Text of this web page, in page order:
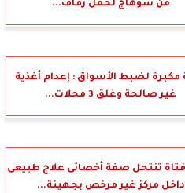
من سوهاج لحفل زفاف...
مكبرة لضبط الأسواق : إعدام أغذية
غير صالحة وغلق 3 محلات...
تنتحل صفة أخصائى علاج طبيعى
داخل مركز غير مرخص بجهينة...